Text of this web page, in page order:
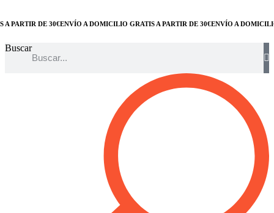
DE 30€ENVÍO A DOMICILIO GRATIS A PARTIR DE 30€ENVÍO A DOMICILIO
Buscar